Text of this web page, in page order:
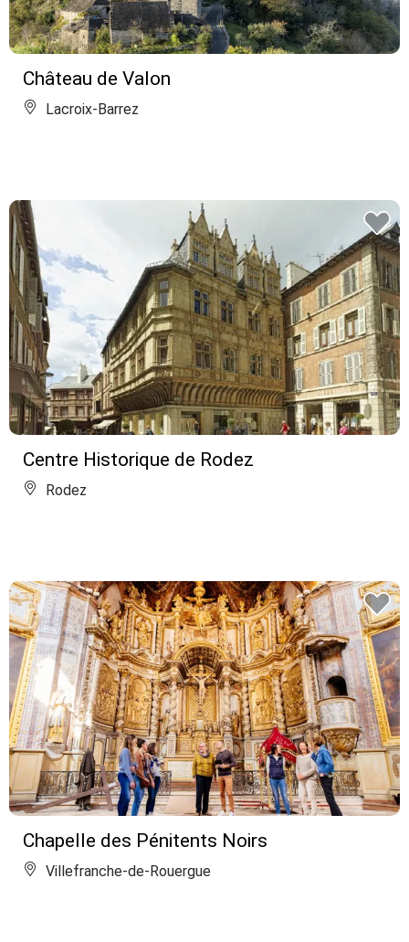
Château de Valon
Lacroix-Barrez
Centre Historique de Rodez
Rodez
Chapelle des Pénitents Noirs
Villefranche-de-Rouergue